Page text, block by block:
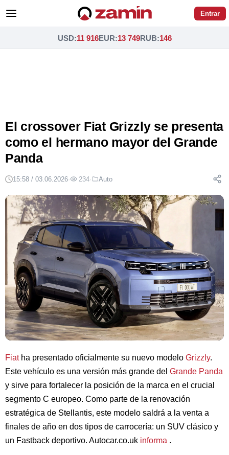
Entrar
USD:11 916EUR:13 749RUB:146
El crossover Fiat Grizzly se presenta
como el hermano mayor del Grande
Panda
15:58 / 03.06.2026· 234· Auto
Fiatha presentado oficialmente su nuevo modelo Grizzly.
Este vehículo es una versión más grande del Grande Panda
y sirve para fortalecer la posición de la marca en el crucial
segmento C europeo. Como parte de la renovación
estratégica de Stellantis, este modelo saldrá a la venta a
finales de año en dos tipos de carrocería: un SUV clásico y
un Fastback deportivo. Autocar.co.uk informa .